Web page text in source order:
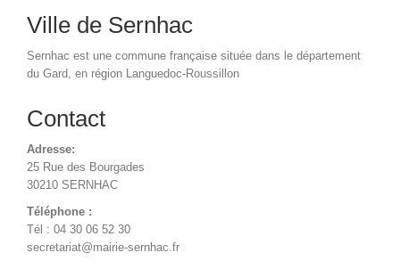
Ville de Sernhac
Sernhac est une commune française située dans le département
du Gard, en région Languedoc-Roussillon
Contact
Adresse:
25 Rue des Bourgades
30210 SERNHAC
Téléphone :
Tél : 04 30 06 52 30
secretariat@mairie-sernhac.fr